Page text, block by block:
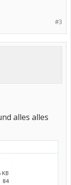
#3
alles alles
KB
84